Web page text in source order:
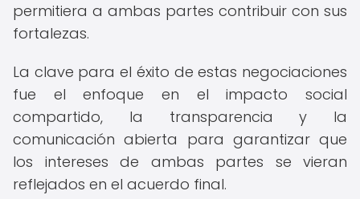
permitiera a ambas partes contribuir con sus
fortalezas.
La clave para el éxito de estas negociaciones
fue el enfoque en el impacto social
compartido, la transparencia y la
comunicación abierta para garantizar que
los intereses de ambas partes se vieran
reflejados en el acuerdo final.